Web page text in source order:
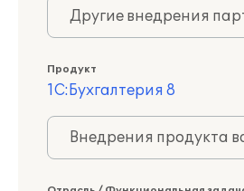
Другие внедрения
Продукт
1С:Бухгалтерия 8
Внедрения продукта